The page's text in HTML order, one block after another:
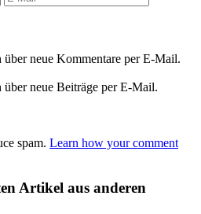
neue Kommentare per E-Mail.
neue Beiträge per E-Mail.
spam. Learn how your comment
Artikel aus anderen